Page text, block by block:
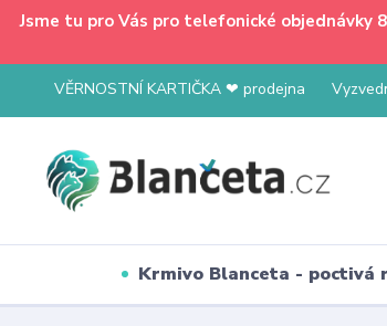
Jsme tu pro Vás pro telefonické objednávky
VĚRNOSTNÍ KARTIČKA ❤ prodejna
Krmivo Blanceta - poctivá